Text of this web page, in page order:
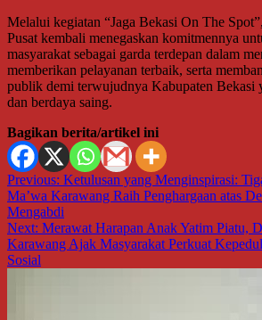
Melalui kegiatan “Jaga Bekasi On The
Pusat kembali menegaskan komitmennya
masyarakat sebagai garda terdepan dalam
memberikan pelayanan terbaik, serta
publik demi terwujudnya Kabupaten Bekasi
dan berdaya saing.
Bagikan berita/artikel ini
Navigasi
pos
Previous: Ketulusan yang Menginspirasi:
Ma’wa Karawang Raih Penghargaan atas
Mengabdi
Next: Merawat Harapan Anak Yatim Piatu,
Karawang Ajak Masyarakat Perkuat
Sosial